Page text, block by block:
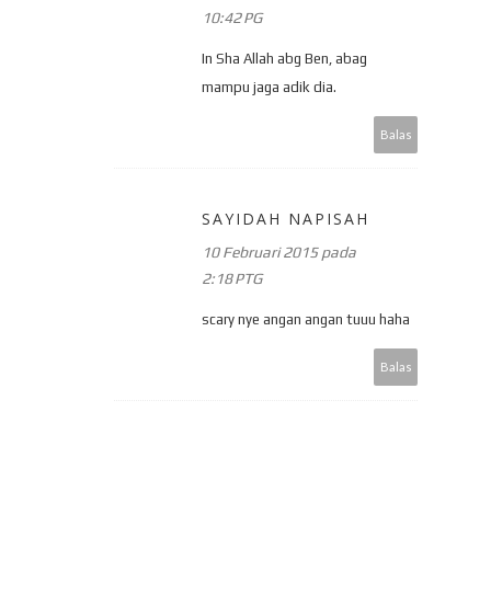
10:42 PG
In Sha Allah abg Ben, abag
mampu jaga adik dia.
Balas
SAYIDAH NAPISAH
10 Februari 2015 pada
2:18 PTG
scary nye angan angan tuuu haha
Balas